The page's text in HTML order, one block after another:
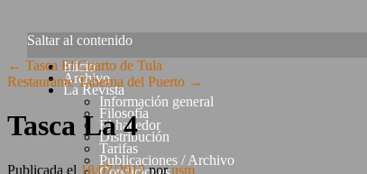
Saltar al contenido
Inicio
Archivo
La Revista
Información general
Filosofía
El hacedor
Distribución
Tarifas
Publicaciones / Archivo
← Tasca El Cuarto de Tula
Restaurante Taberna del Puerto →
Tasca La 4
Publicada el 18/07/2012 por usm